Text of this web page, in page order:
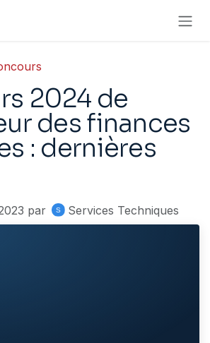
2024 de
des finances
: dernières
par Services Techniques